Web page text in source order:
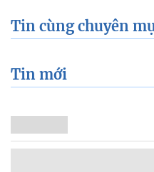
Tin cùng chuyên
Tin mới